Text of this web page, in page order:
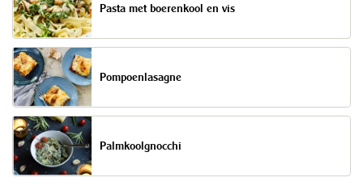
Pasta met boerenkool en vis
Pompoenlasagne
Palmkoolgnocchi